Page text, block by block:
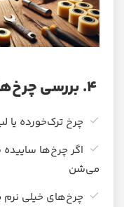
چرخ ترک‌خورده یا
اگر چرخ‌ها
می‌شن
چرخ‌های خیلی